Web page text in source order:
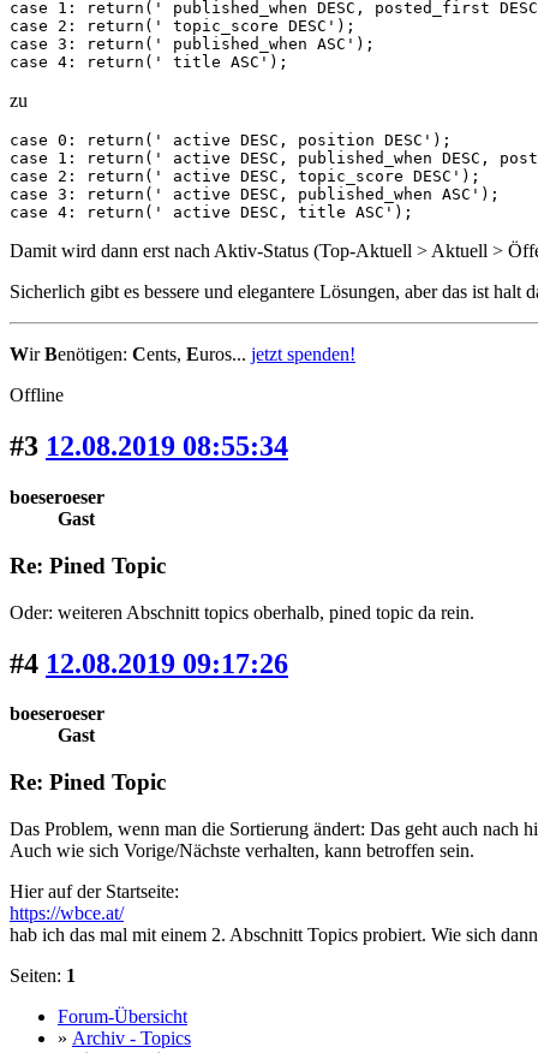
case 1: return(' published_when DESC, posted_first
case 2: return(' topic_score DESC');
case 3: return(' published_when ASC');
case 4: return(' title ASC');
zu
case 0: return(' active DESC, position DESC');
case 1: return(' active DESC, published_when DESC,
case 2: return(' active DESC, topic_score DESC');
case 3: return(' active DESC, published_when ASC');
case 4: return(' active DESC, title ASC');
Damit wird dann erst nach Aktiv-Status (Top-Aktuell > Aktuell >
Sicherlich gibt es bessere und elegantere Lösungen, aber das ist halt
WirBenötigen: Cents, Euros... jetzt spenden!
Offline
#3 12.08.2019 08:55:34
boeseroeser
Gast
Re: Pined Topic
Oder: weiteren Abschnitt topics oberhalb, pined topic da rein.
#4 12.08.2019 09:17:26
boeseroeser
Gast
Re: Pined Topic
Das Problem, wenn man die Sortierung ändert: Das geht auch nach
Auch wie sich Vorige/Nächste verhalten, kann betroffen sein.
Hier auf der Startseite:
https://wbce.at/
hab ich das mal mit einem 2. Abschnitt Topics probiert. Wie sich
Seiten: 1
Forum-Übersicht
» Archiv - Topics